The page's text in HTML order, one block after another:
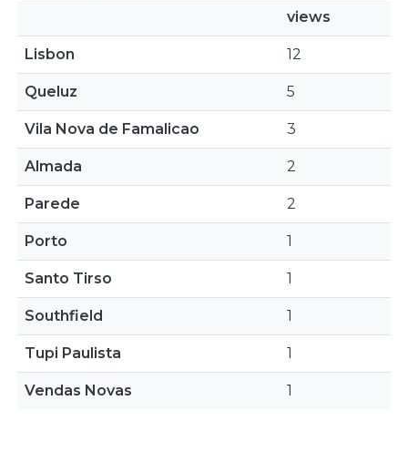
views
Lisbon 12
Queluz 5
Vila Nova de Famalicao 3
Almada 2
Parede 2
Porto 1
Santo Tirso 1
Southfield 1
Tupi Paulista 1
Vendas Novas 1